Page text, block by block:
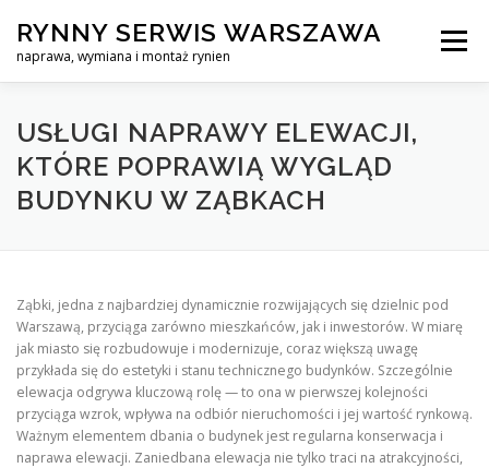
content
RYNNY SERWIS WARSZAWA
naprawa, wymiana i montaż rynien
Menu
CZYSZCZENIE PROFESJONALNA NAPRAWA, WYMIANA I
CENNIK SERWIS RYNNY WARSZAWA
USŁUGI NAPRAWY ELEWACJI,
KTÓRE POPRAWIĄ WYGLĄD
BUDYNKU W ZĄBKACH
Ząbki, jedna z najbardziej dynamicznie rozwijających się dzielnic pod
Warszawą, przyciąga zarówno mieszkańców, jak i inwestorów. W miarę
jak miasto się rozbudowuje i modernizuje, coraz większą uwagę
przykłada się do estetyki i stanu technicznego budynków. Szczególnie
elewacja odgrywa kluczową rolę — to ona w pierwszej kolejności
przyciąga wzrok, wpływa na odbiór nieruchomości i jej wartość rynkową.
Ważnym elementem dbania o budynek jest regularna konserwacja i
naprawa elewacji. Zaniedbana elewacja nie tylko traci na atrakcyjności,